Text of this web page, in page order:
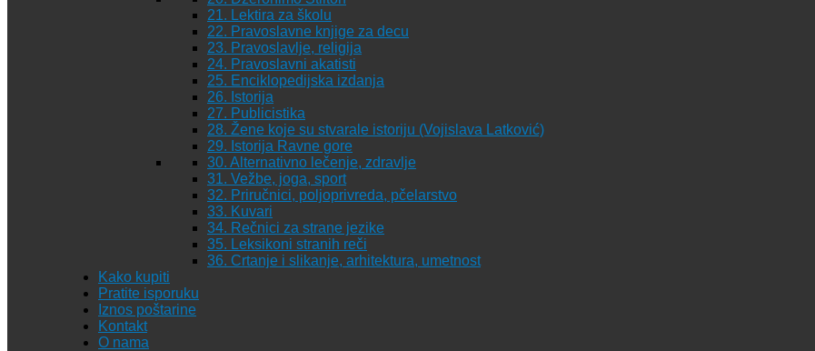
21. Lektira za školu
22. Pravoslavne knjige za decu
23. Pravoslavlje, religija
24. Pravoslavni akatisti
25. Enciklopedijska izdanja
26. Istorija
27. Publicistika
28. Žene koje su stvarale istoriju (Vojislava Latković)
29. Istorija Ravne gore
30. Alternativno lečenje, zdravlje
31. Vežbe, joga, sport
32. Priručnici, poljoprivreda, pčelarstvo
33. Kuvari
34. Rečnici za strane jezike
35. Leksikoni stranih reči
36. Crtanje i slikanje, arhitektura, umetnost
Kako kupiti
Pratite isporuku
Iznos poštarine
Kontakt
O nama